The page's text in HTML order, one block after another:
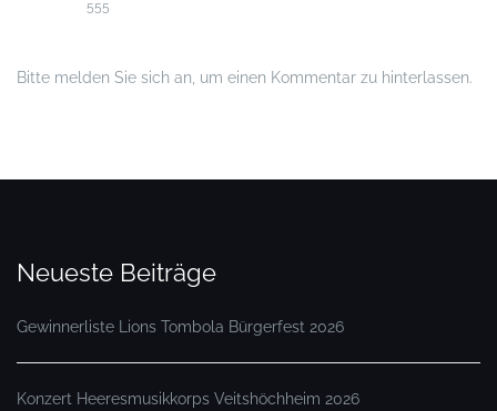
555
Bitte melden Sie sich an, um einen Kommentar zu hinterlassen.
Neueste Beiträge
Gewinnerliste Lions Tombola Bürgerfest 2026
Konzert Heeresmusikkorps Veitshöchheim 2026